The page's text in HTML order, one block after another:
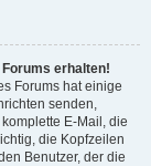
Forums erhalten!
Forums hat einige
senden,
E-Mail, die
die Kopfzeilen
Benutzer, der die